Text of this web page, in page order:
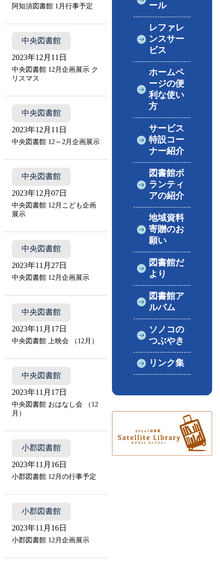
阿知須図書館 1月行事予定
中央図書館
2023年12月11日
中央図書館 12月企画展示 ク
リスマス
中央図書館
2023年12月11日
中央図書館 12～2月企画展示
中央図書館
2023年12月07日
中央図書館 12月こども企画
展示
中央図書館
2023年11月27日
中央図書館 12月企画展示
中央図書館
2023年11月17日
中央図書館 上映会 （12月）
中央図書館
2023年11月17日
中央図書館 おはなし会 （12
月）
小郡図書館
2023年11月16日
小郡図書館 12月の行事予定
小郡図書館
2023年11月16日
小郡図書館 12月企画展示
ール
レファレ
ンスサー
ビス
ホームペ
ージの便
利な使い
方
サービス
特設コー
ナー紹介
図書館ボ
ランティ
アの紹介
地域資料
寄贈のお
願い
図書館だ
より
図書館ア
ルバム
ソノコの
つぶやき
リンク集